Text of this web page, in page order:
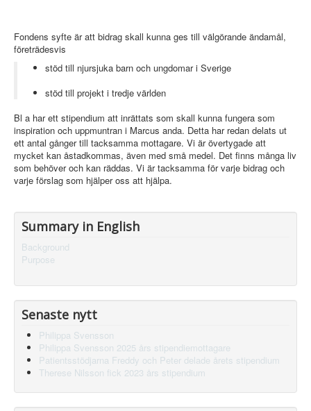
Fondens syfte är att bidrag skall kunna ges till välgörande ändamål,
företrädesvis
stöd till njursjuka barn och ungdomar i Sverige
stöd till projekt i tredje världen
Bl a har ett stipendium att inrättats som skall kunna fungera som
inspiration och uppmuntran i Marcus anda. Detta har redan delats ut
ett antal gånger till tacksamma mottagare. Vi är övertygade att
mycket kan åstadkommas, även med små medel. Det finns många liv
som behöver och kan räddas. Vi är tacksamma för varje bidrag och
varje förslag som hjälper oss att hjälpa.
Summary in English
Background
Purpose
Senaste nytt
Philippa Svensson
Philippa Svensson 2025 års stipendiemottagare
Patientsstödjarna Freddy och Peter delade årets stipendium
Therese Nilsson fick 2023 års stipendium